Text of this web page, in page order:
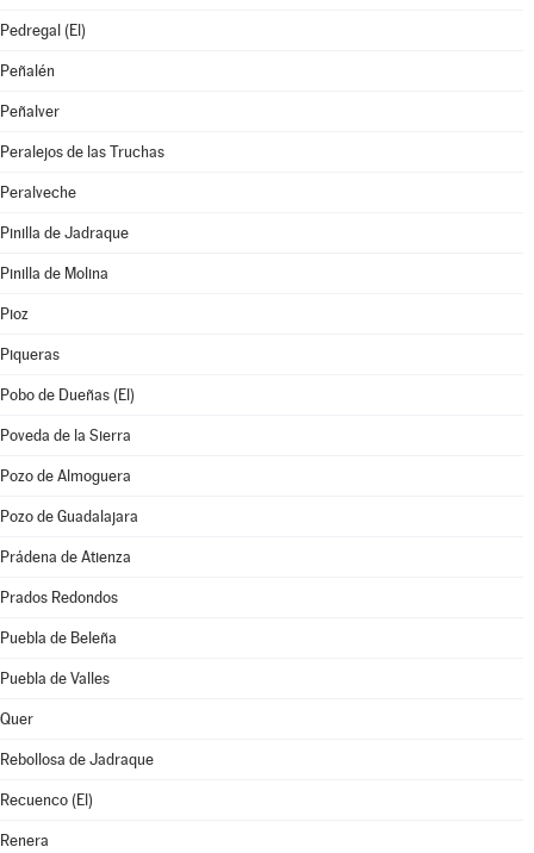
Pedregal (El)
Peñalén
Peñalver
Peralejos de las Truchas
Peralveche
Pinilla de Jadraque
Pinilla de Molina
Pioz
Piqueras
Pobo de Dueñas (El)
Poveda de la Sierra
Pozo de Almoguera
Pozo de Guadalajara
Prádena de Atienza
Prados Redondos
Puebla de Beleña
Puebla de Valles
Quer
Rebollosa de Jadraque
Recuenco (El)
Renera